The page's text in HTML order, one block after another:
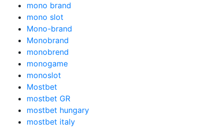
mono brand
mono slot
Mono-brand
Monobrand
monobrend
monogame
monoslot
Mostbet
mostbet GR
mostbet hungary
mostbet italy